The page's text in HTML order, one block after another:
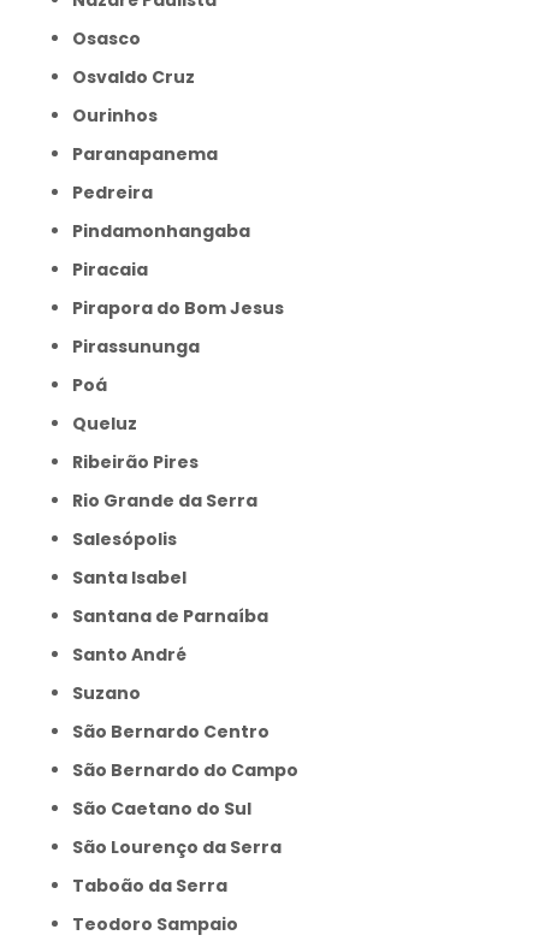
Osasco
Osvaldo Cruz
Ourinhos
Paranapanema
Pedreira
Pindamonhangaba
Piracaia
Pirapora do Bom Jesus
Pirassununga
Poá
Queluz
Ribeirão Pires
Rio Grande da Serra
Salesópolis
Santa Isabel
Santana de Parnaíba
Santo André
Suzano
São Bernardo Centro
São Bernardo do Campo
São Caetano do Sul
São Lourenço da Serra
Taboão da Serra
Teodoro Sampaio